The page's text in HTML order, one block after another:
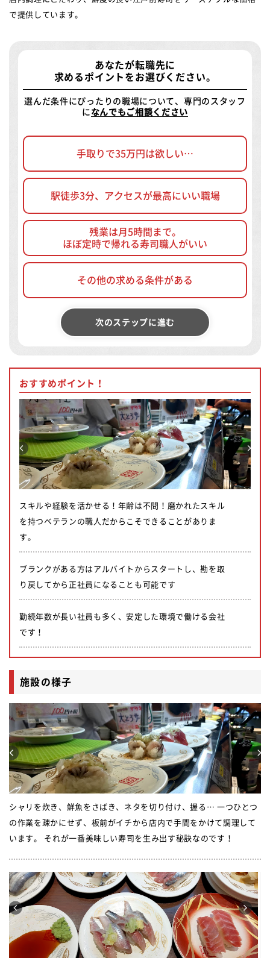
で提供しています。
あなたが転職先に
求めるポイントをお選びください。
選んだ条件にぴったりの職場について、専門のスタッフ
に なんでもご相談ください
手取りで35万円は欲しい…
駅徒歩3分、アクセスが最高にいい職場
残業は月5時間まで。
ほぼ定時で帰れる寿司職人がいい
その他の求める条件がある
次のステップに進む
おすすめポイント！
スキルや経験を活かせる！年齢は不問！磨かれたスキル
を持つベテランの職人だからこそできることがありま
す。
ブランクがある方はアルバイトからスタートし、勘を取
り戻してから正社員になることも可能です
勤続年数が長い社員も多く、安定した環境で働ける会社
です！
施設の様子
シャリを炊き、鮮魚をさばき、ネタを切り付け、握る… 一つひとつ
の作業を疎かにせず、板前がイチから店内で手間をかけて調理して
います。 それが一番美味しい寿司を生み出す秘訣なのです！